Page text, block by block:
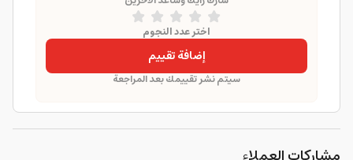
اختر عدد النجوم
إضافة تقييم
سيتم نشر تقييمك بعد المراجعة